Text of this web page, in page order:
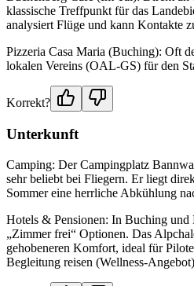
klassische Treffpunkt für das
analysiert Flüge und kann Kontakte
Pizzeria Casa Maria (Buching): Oft
lokalen Vereins (OAL-GS) für den
Korrekt?
Unterkunft
Camping: Der Campingplatz
sehr beliebt bei Fliegern. Er liegt
Sommer eine herrliche Abkühlung
Hotels & Pensionen: In Buching und
„Zimmer frei“ Optionen. Das
gehobeneren Komfort, ideal für
Begleitung reisen (Wellness-